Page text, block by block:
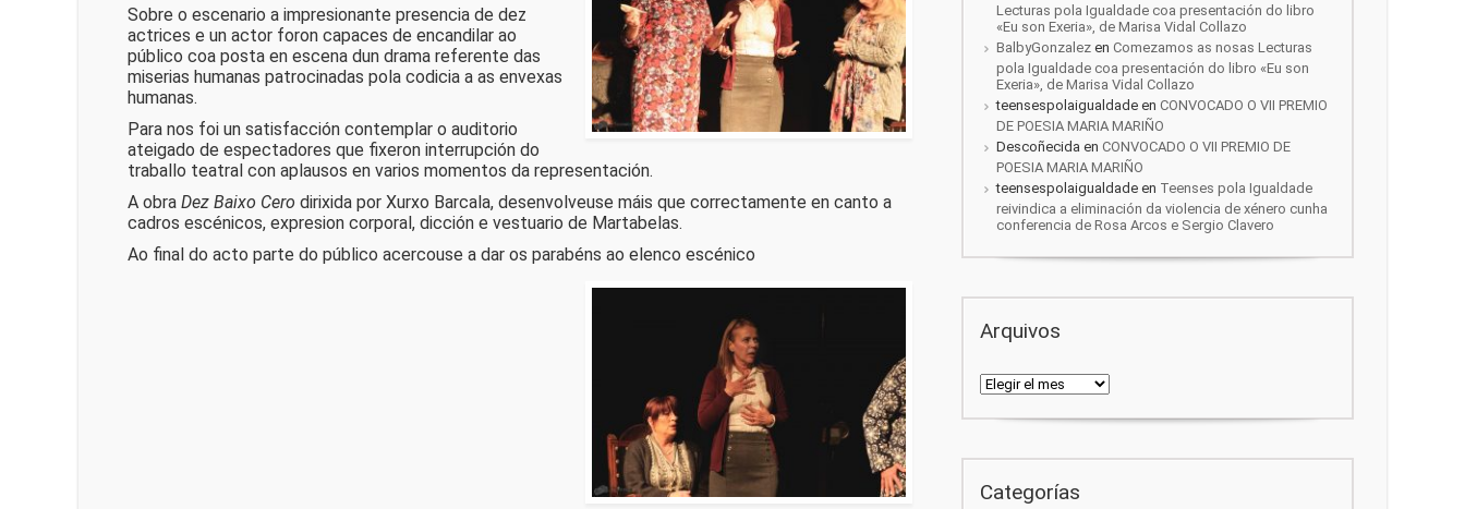
Sobre o escenario a impresionante presencia de dez
actrices e un actor foron capaces de encandilar ao
público coa posta en escena dun drama referente das
miserias humanas patrocinadas pola codicia a as envexas
humanas.
Para nos foi un satisfacción contemplar o auditorio
ateigado de espectadores que fixeron interrupción do
traballo teatral con aplausos en varios momentos da representación.
A obra Dez Baixo Cero dirixida por Xurxo Barcala, desenvolveuse máis que correctamente en canto a
cadros escénicos, expresion corporal, dicción e vestuario de Martabelas.
Ao final do acto parte do público acercouse a dar os parabéns ao elenco escénico
Lecturas pola Igualdade coa presentación do libro
«Eu son Exeria», de Marisa Vidal Collazo
BalbyGonzalez en Comezamos as nosas Lecturas
pola Igualdade coa presentación do libro «Eu son
Exeria», de Marisa Vidal Collazo
teensespolaigualdade en CONVOCADO O VII PREMIO
DE POESIA MARIA MARIÑO
Descoñecida en CONVOCADO O VII PREMIO DE
POESIA MARIA MARIÑO
teensespolaigualdade en Teenses pola Igualdade
reivindica a eliminación da violencia de xénero cunha
conferencia de Rosa Arcos e Sergio Clavero
Arquivos
Arquivos
Categorías